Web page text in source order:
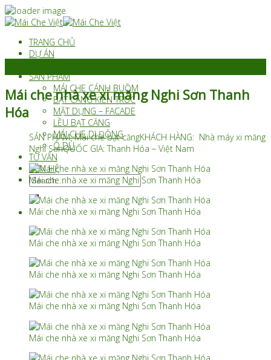
Skip
contentTRANG CHỦ
DỰ ÁN
SẢN PHẨM
MÁI CHE CÁNH BUỒM
BẠT CĂNG KIẾN TRÚC
MẶT DỰNG – FACADE
LỀU BẠT CĂNG
MÁI CHE DI ĐỘNG
Ô DÙ
TƯ VẤN
LIÊN HỆ
Search
for:
Mái che nhà xe xi măng Nghi Sơn Thanh
Hóa
SẢN PHẨM: Mái che bạt căngKHÁCH HÀNG: Nhà máy xi măng
Nghi SơnQUỐC GIA: Thanh Hóa – Việt Nam
Mái che nhà xe xi măng Nghi Sơn Thanh Hóa
Mái che nhà xe xi măng Nghi Sơn Thanh Hóa
Mái che nhà xe xi măng Nghi Sơn Thanh Hóa
Mái che nhà xe xi măng Nghi Sơn Thanh Hóa
Mái che nhà xe xi măng Nghi Sơn Thanh Hóa
Mái che nhà xe xi măng Nghi Sơn Thanh Hóa